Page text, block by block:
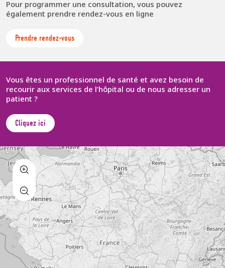
Pour programmer une consultation, vous pouvez
également prendre rendez-vous en ligne
Prendre rendez-vous
Vous êtes un professionnel de santé et avez besoin de
recourir aux services de l’hôpital ou de nous adresser un
patient ?
Cliquez ici